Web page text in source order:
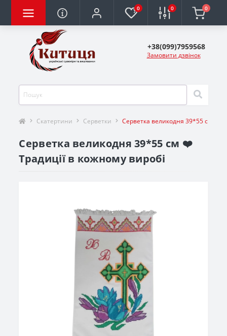
0 0 0
+38(099)7959568
Замовити дзвінок
Скатертини Серветки Серветка великодня 39*55 см
Серветка великодня 39*55 см ❤️
Традиції в кожному виробі